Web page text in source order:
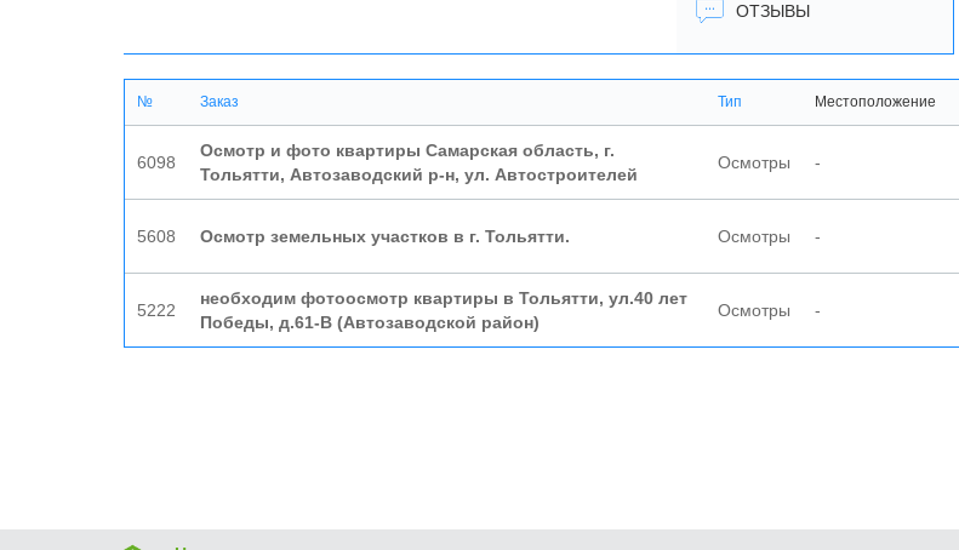
ОТЗЫВЫ
№ Заказ Тип Местоположение
6098
Осмотр и фото квартиры Самарская область, г.
Тольятти, Автозаводский р-н, ул. Автостроителей
Осмотры -
5608 Осмотр земельных участков в г. Тольятти. Осмотры -
5222
необходим фотоосмотр квартиры в Тольятти, ул.40 лет
Победы, д.61-В (Автозаводской район)
Осмотры -